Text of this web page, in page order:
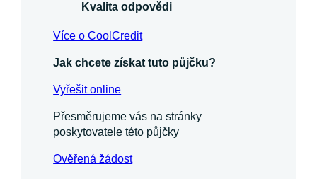
Kvalita odpovědi
Více o CoolCredit
Jak chcete získat tuto půjčku?
Vyřešit online
Přesměrujeme vás na stránky
poskytovatele této půjčky
Ověřená žádost